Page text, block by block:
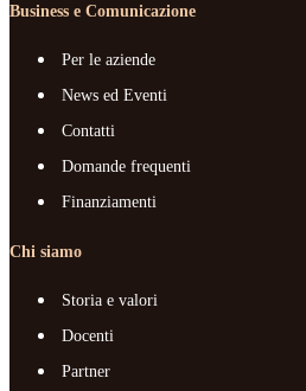
Business e Comunicazione
Per le aziende
News ed Eventi
Contatti
Domande frequenti
Finanziamenti
Chi siamo
Storia e valori
Docenti
Partner